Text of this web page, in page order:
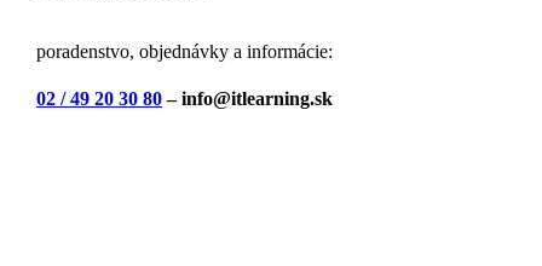
poradenstvo, objednávky a informácie:
02 / 49 20 30 80– info@itlearning.sk